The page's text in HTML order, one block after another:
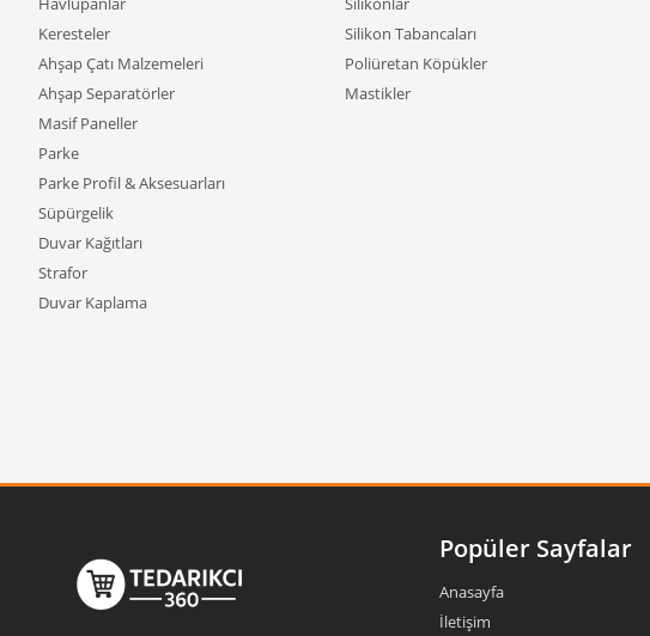
Keresteler
Ahşap Çatı Malzemeleri
Ahşap Separatörler
Masif Paneller
Parke
Parke Profil & Aksesuarları
Süpürgelik
Duvar Kağıtları
Strafor
Duvar Kaplama
Silikon Tabancaları
Poliüretan Köpükler
Mastikler
Popüler Sayfalar
Anasayfa
İletişim